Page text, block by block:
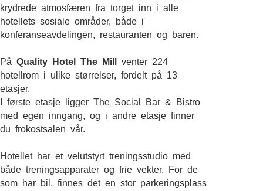
krydrede atmosfæren fra torget inn i alle
hotellets sosiale områder, både i
konferanseavdelingen, restauranten og baren.
På Quality Hotel The Mill
venter 224
hotellrom i ulike størrelser, fordelt på 13
etasjer.
I første etasje ligger The Social Bar & Bistro
med egen inngang, og i andre etasje finner
du frokostsalen vår.
Hotellet har et velutstyrt treningsstudio med
både treningsapparater og frie vekter. For de
som har bil, finnes det en stor parkeringsplass